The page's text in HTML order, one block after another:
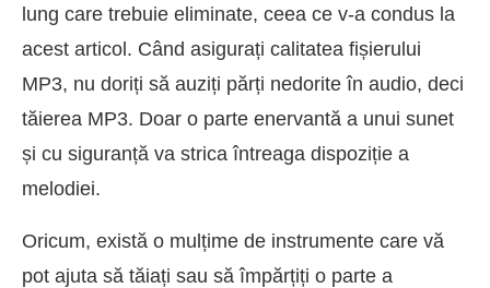
lung care trebuie eliminate, ceea ce v-a condus la
acest articol. Când asigurați calitatea fișierului
MP3, nu doriți să auziți părți nedorite în audio, deci
tăierea MP3. Doar o parte enervantă a unui sunet
și cu siguranță va strica întreaga dispoziție a
melodiei.
Oricum, există o mulțime de instrumente care vă
pot ajuta să tăiați sau să împărțiți o parte a